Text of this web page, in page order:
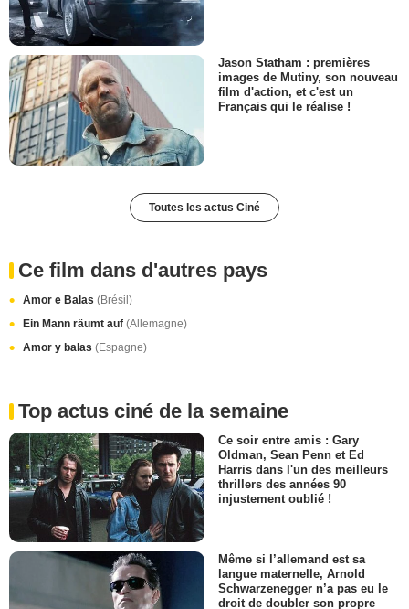
Jason Statham : premières
images de Mutiny, son nouveau
film d'action, et c'est un
Français qui le réalise !
Toutes les actus Ciné
Ce film dans d'autres pays
Amor e Balas (Brésil)
Ein Mann räumt auf (Allemagne)
Amor y balas (Espagne)
Top actus ciné de la semaine
Ce soir entre amis : Gary
Oldman, Sean Penn et Ed
Harris dans l'un des meilleurs
thrillers des années 90
injustement oublié !
Même si l’allemand est sa
langue maternelle, Arnold
Schwarzenegger n’a pas eu le
droit de doubler son propre